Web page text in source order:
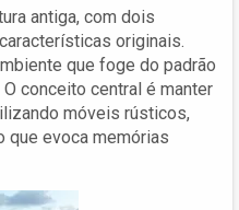
antiga, com dois
originais.
que foge do padrão
conceito central é manter
móveis rústicos,
que evoca memórias